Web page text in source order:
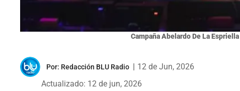
Campaña Abelardo De La Espriella
Por: Redacción BLU Radio
12 de Jun, 2026
Actualizado: 12 de jun, 2026